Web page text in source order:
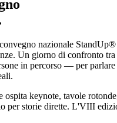
nazionale
Un giorno di confronto
in percorso — per parlare
ospita keynote, tavole
per storie dirette. L'VIII